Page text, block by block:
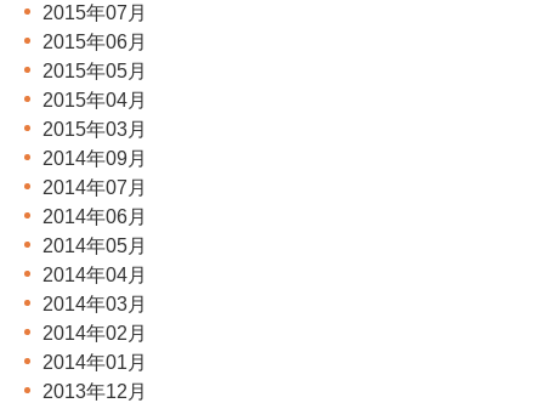
2015年07月
2015年06月
2015年05月
2015年04月
2015年03月
2014年09月
2014年07月
2014年06月
2014年05月
2014年04月
2014年03月
2014年02月
2014年01月
2013年12月